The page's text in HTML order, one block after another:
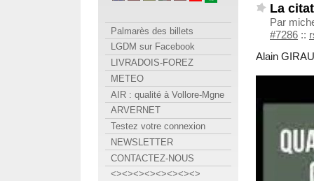
La
Par
#7286 ::
Alain
Palmarès des billets
LGDM sur Facebook
LIVRADOIS-FOREZ
METEO
AIR : qualité à Vollore-Mgne
ARVERNET
Testez votre connexion
NEWSLETTER
CONTACTEZ-NOUS
<><><><><><><><>